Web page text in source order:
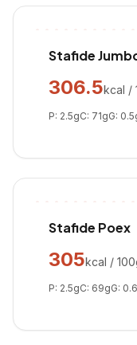
Stafide
306.5kcal /
P: 2.5gC: 71gG: 0.5
Stafide Poex
305kcal /
P: 2.5gC: 69gG: 0.6